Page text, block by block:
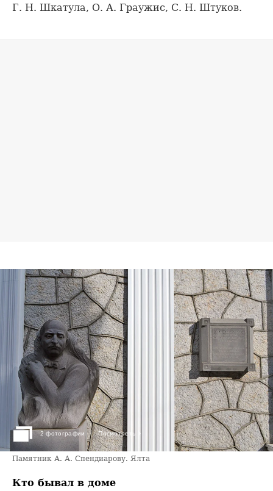
Г. Н. Шкатула, О. А. Граужис, С. Н. Штуков.
2 фотографии Посмотреть ›
Памятник А. А. Спендиарову. Ялта
Кто бывал в доме